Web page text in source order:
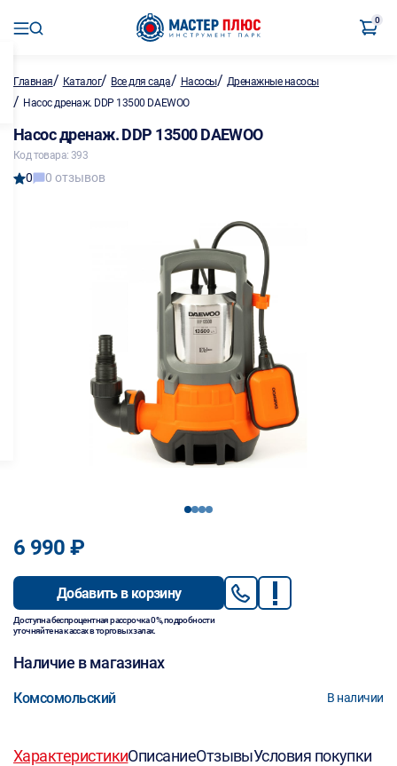
0
Главная/ Каталог/ Все для сада/ Насосы/ Дренажные насосы
/ Насос дренаж. DDP 13500 DAEWOO
Насос дренаж. DDP 13500 DAEWOO
Код товара: 393
0 0 отзывов
1234
6 990 ₽
Добавить в корзину
Доступна беспроцентная рассрочка 0%, подробности
уточняйте на кассах в торговых залах.
Наличие в магазинах
Комсомольский В наличии
ХарактеристикиОписаниеОтзывыУсловия покупки